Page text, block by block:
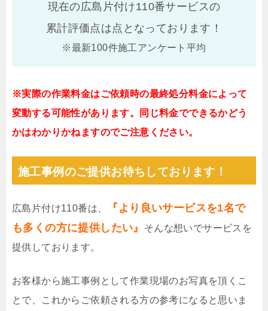
現在の広島片付け110番サービスの
累計評価点は点となっております！
※最新100件施工アンケート平均
※実際の作業料金はご依頼時の最終処分料金によって
変動する可能性があります。同じ料金でできるかどう
かはわかりかねますのでご注意ください。
施工事例のご提供お待ちしております！
広島片付け110番は、
『より良いサービスを1名で
も多くの方に提供したい』
そんな想いでサービスを
提供しております。
お客様から施工事例として作業現場のお写真を頂くこ
とで、これからご依頼される方の参考になると思いま